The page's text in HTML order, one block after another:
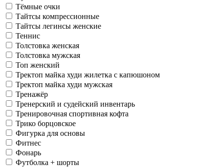
Тёмные очки
Тайтсы компрессионные
Тайтсы легинсы женские
Теннис
Толстовка женская
Толстовка мужская
Топ женский
Тректоп майка худи жилетка с капюшоном
Тректоп майка худи мужская
Тренажёр
Тренерский и судейский инвентарь
Тренировочная спортивная кофта
Трико борцовское
Фигурка для основы
Фитнес
Фонарь
Футболка + шорты